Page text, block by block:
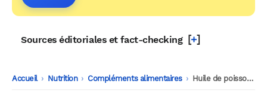
Sources éditoriales et fact-checking [+]
Accueil -
Nutrition -
Compléments alimentaires -
Huile de poisson : une nouvelle étude remet en cause ses effets sur le cerveau